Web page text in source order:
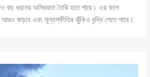
বড় ধরনের অস্থিরতা তৈরি হতে পারে। এর ফলে
আরও বাড়বে এবং মূল্যস্ফীতির ঝুঁকিও বৃদ্ধি পেতে পারে।